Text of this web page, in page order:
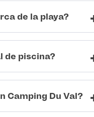
de la playa?
de piscina?
Camping Du Val?